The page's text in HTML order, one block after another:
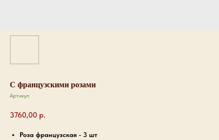
С французскими розами
Артикул:
3760,00 р.
Роза французская - 3 шт